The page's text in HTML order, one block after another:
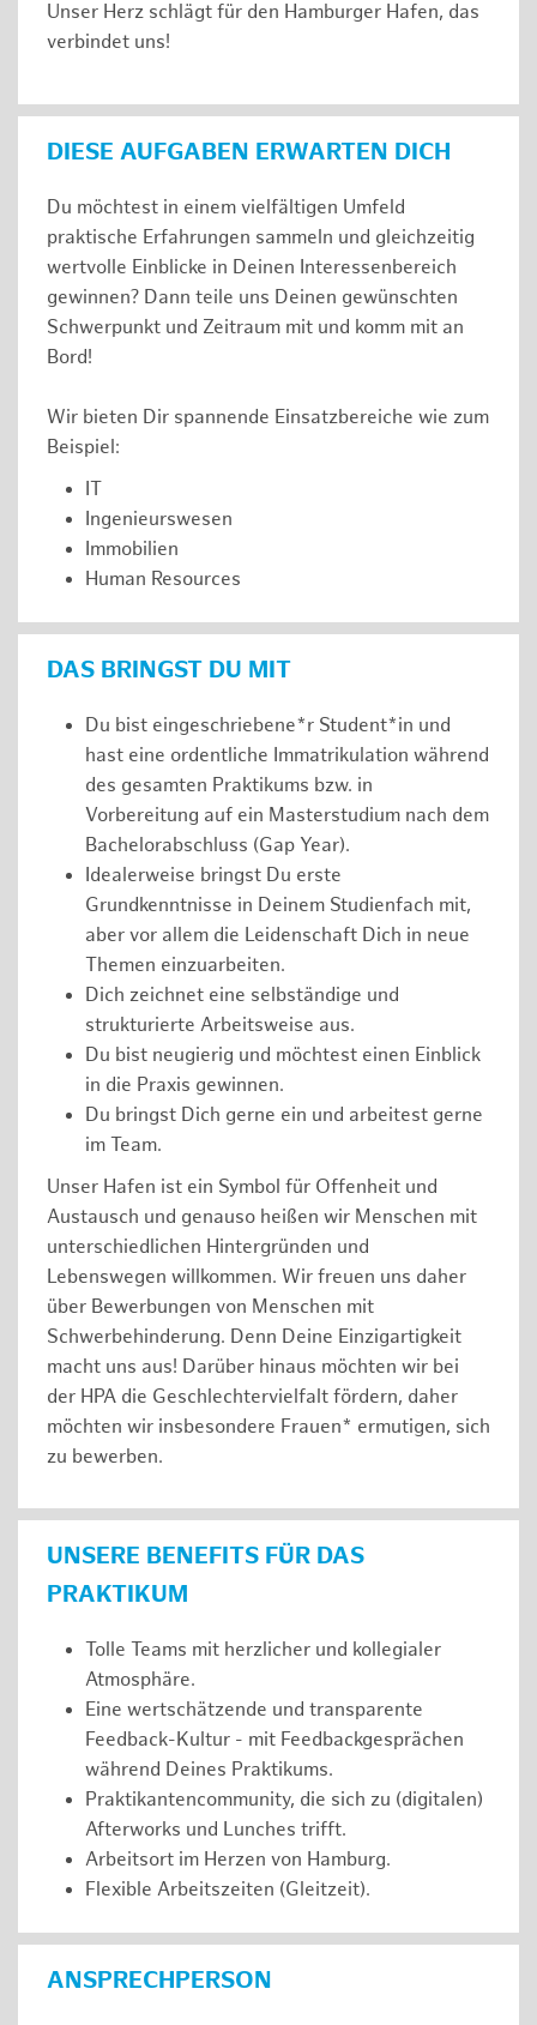
Unser Herz schlägt für den Hamburger Hafen, das
verbindet uns!
DIESE AUFGABEN ERWARTEN DICH
Du möchtest in einem vielfältigen Umfeld
praktische Erfahrungen sammeln und gleichzeitig
wertvolle Einblicke in Deinen Interessenbereich
gewinnen? Dann teile uns Deinen gewünschten
Schwerpunkt und Zeitraum mit und komm mit an
Bord!
Wir bieten Dir spannende Einsatzbereiche wie zum
Beispiel:
IT
Ingenieurswesen
Immobilien
Human Resources
DAS BRINGST DU MIT
Du bist eingeschriebene*r Student*in und
hast eine ordentliche Immatrikulation während
des gesamten Praktikums bzw. in
Vorbereitung auf ein Masterstudium nach dem
Bachelorabschluss (Gap Year).
Idealerweise bringst Du erste
Grundkenntnisse in Deinem Studienfach mit,
aber vor allem die Leidenschaft Dich in neue
Themen einzuarbeiten.
Dich zeichnet eine selbständige und
strukturierte Arbeitsweise aus.
Du bist neugierig und möchtest einen Einblick
in die Praxis gewinnen.
Du bringst Dich gerne ein und arbeitest gerne
im Team.
Unser Hafen ist ein Symbol für Offenheit und
Austausch und genauso heißen wir Menschen mit
unterschiedlichen Hintergründen und
Lebenswegen willkommen. Wir freuen uns daher
über Bewerbungen von Menschen mit
Schwerbehinderung. Denn Deine Einzigartigkeit
macht uns aus! Darüber hinaus möchten wir bei
der HPA die Geschlechtervielfalt fördern, daher
möchten wir insbesondere Frauen* ermutigen, sich
zu bewerben.
UNSERE BENEFITS FÜR DAS
PRAKTIKUM
Tolle Teams mit herzlicher und kollegialer
Atmosphäre.
Eine wertschätzende und transparente
Feedback-Kultur - mit Feedbackgesprächen
während Deines Praktikums.
Praktikantencommunity, die sich zu (digitalen)
Afterworks und Lunches trifft.
Arbeitsort im Herzen von Hamburg.
Flexible Arbeitszeiten (Gleitzeit).
ANSPRECHPERSON